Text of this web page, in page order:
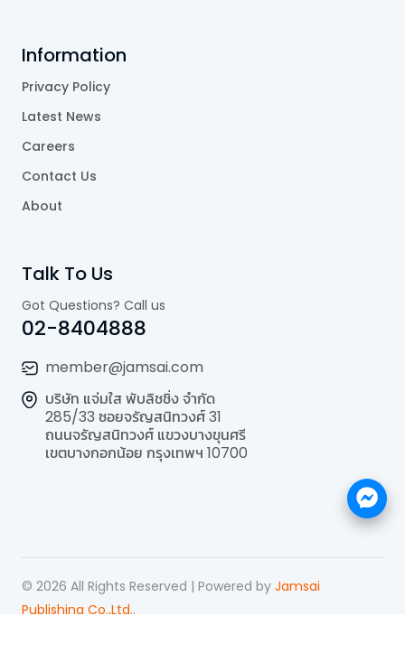
Information
Privacy Policy
Latest News
Careers
Contact Us
About
Talk To Us
Got Questions? Call us
02-8404888
member@jamsai.com
บริษัท แจ่มใส พับลิชชิ่ง จำกัด
285/33 ซอยจรัญสนิทวงศ์ 31
ถนนจรัญสนิทวงศ์ แขวงบางขุนศรี
เขตบางกอกน้อย กรุงเทพฯ 10700
© 2026 All Rights Reserved | Powered by Jamsai
Publishing Co.,Ltd..